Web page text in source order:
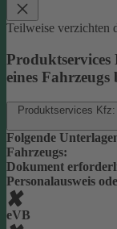
Teilweise verzichten
Produktservices
eines Fahrzeugs
Produktservices
Folgende
Fahrzeugs:
Dokument
Personalausweis
eVB